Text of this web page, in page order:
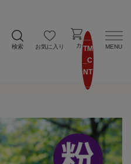
検索 お気に入り
__I
TM
_C
NT
__
カート MENU